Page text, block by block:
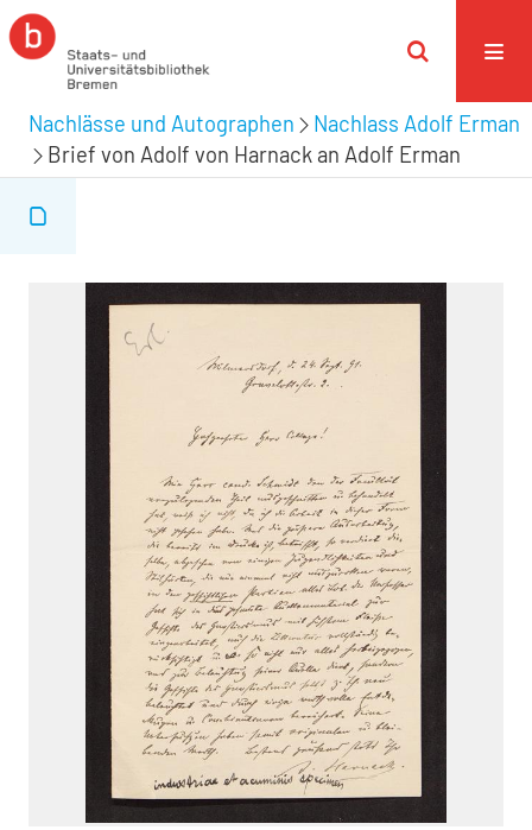
Nachlässe und Autographen
Nachlass Adolf Erman
Brief von Adolf von Harnack an Adolf Erman